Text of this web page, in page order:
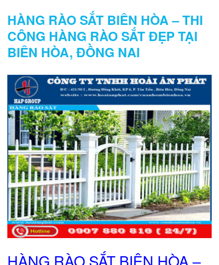
HÀNG RÀO SẮT BIÊN HÒA – THI
CÔNG HÀNG RÀO SẮT ĐẸP TẠI
BIÊN HÒA, ĐỒNG NAI